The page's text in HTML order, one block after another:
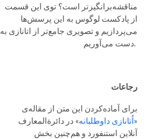
مناقشه‌برانگیزتر است؟ توی این قسمت
از پادکست لوگوس به این پرسش‌ها
می‌پردازیم و تصویری جامع‌تر از اتانازی به
دست می‌آوریم.
رجاعات
برای آماده‌کردن این متن از مقاله‌ی
«اُتانازی داوطلبانه» در دائرة‌المعارف
آنلاین استنفورد و هم‌چنین بخش